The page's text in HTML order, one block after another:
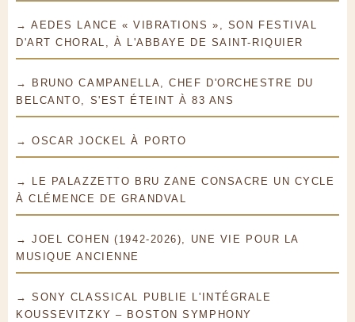
→ AEDES LANCE « VIBRATIONS », SON FESTIVAL
D'ART CHORAL, À L'ABBAYE DE SAINT-RIQUIER
→ BRUNO CAMPANELLA, CHEF D'ORCHESTRE DU
BELCANTO, S'EST ÉTEINT À 83 ANS
→ OSCAR JOCKEL À PORTO
→ LE PALAZZETTO BRU ZANE CONSACRE UN CYCLE
À CLÉMENCE DE GRANDVAL
→ JOEL COHEN (1942-2026), UNE VIE POUR LA
MUSIQUE ANCIENNE
→ SONY CLASSICAL PUBLIE L'INTÉGRALE
KOUSSEVITZKY – BOSTON SYMPHONY